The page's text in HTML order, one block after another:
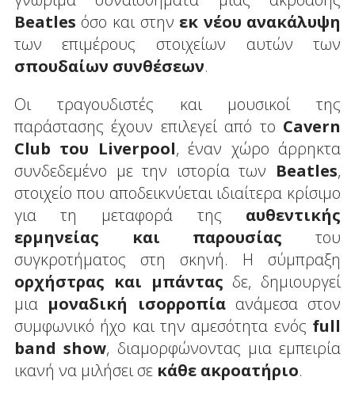
Beatles όσο και στην εκ νέου ανακάλυψη
των επιμέρους στοιχείων αυτών των
σπουδαίων συνθέσεων.
Οι τραγουδιστές και μουσικοί της
παράστασης έχουν επιλεγεί από το Cavern
Club του Liverpool, έναν χώρο άρρηκτα
συνδεδεμένο με την ιστορία των Beatles,
στοιχείο που αποδεικνύεται ιδιαίτερα κρίσιμο
για τη μεταφορά της αυθεντικής
ερμηνείας και παρουσίας του
συγκροτήματος στη σκηνή. Η σύμπραξη
ορχήστρας και μπάντας δε, δημιουργεί
μια μοναδική ισορροπίαανάμεσα στον
συμφωνικό ήχο και την αμεσότητα ενός full
band show, διαμορφώνοντας μια εμπειρία
ικανή να μιλήσει σε κάθε ακροατήριο.